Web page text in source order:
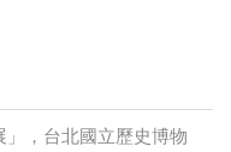
」，台北國立歷史博物